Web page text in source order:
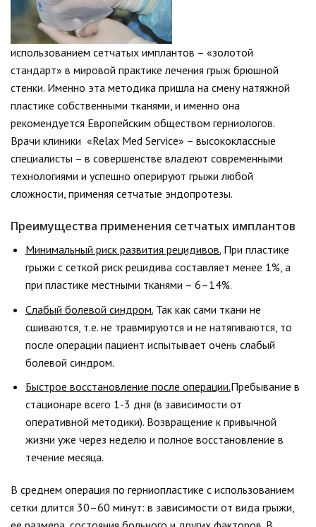
использованием сетчатых имплантов – «золотой
стандарт» в мировой практике лечения грыж брюшной
стенки. Именно эта методика пришла на смену натяжной
пластике собственными тканями, и именно она
рекомендуется Европейским обществом герниологов.
Врачи клиники «Relax Med Service» – высококлассные
специалисты – в совершенстве владеют современными
технологиями и успешно оперируют грыжи любой
сложности, применяя сетчатые эндопротезы.
Преимущества применения сетчатых имплантов
Минимальный риск развития рецидивов.При пластике
грыжи с сеткой риск рецидива составляет менее 1%, а
при пластике местными тканями – 6–14%.
Слабый болевой синдром.Так как сами ткани не
сшиваются, т.е. не травмируются и не натягиваются, то
после операции пациент испытывает очень слабый
болевой синдром.
Быстрое восстановление после операции.Пребывание в
стационаре всего 1-3 дня (в зависимости от
оперативной методики). Возвращение к привычной
жизни уже через неделю и полное восстановление в
течение месяца.
В среднем операция по герниопластике с использованием
сетки длится 30–60 минут: в зависимости от вида грыжи,